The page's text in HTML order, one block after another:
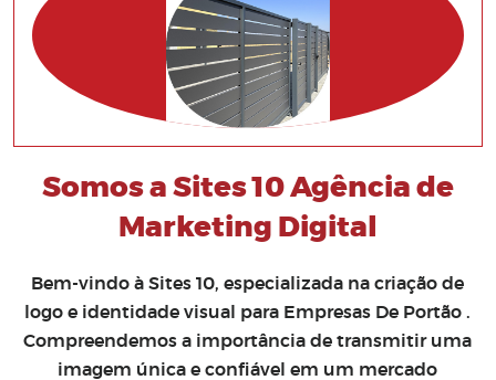
Somos a Sites 10 Agência de
Marketing Digital
Bem-vindo à Sites 10, especializada nacriação de
logo e identidade visual para Empresas De Portão .
Compreendemos a importância de transmitir uma
imagem única e confiável em um mercado